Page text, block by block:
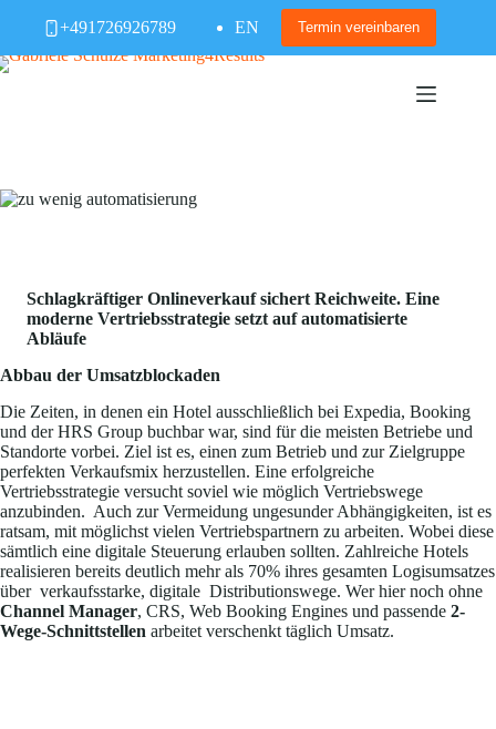
+491726926789 EN Termin vereinbaren
Schlagkräftiger Onlineverkauf sichert Reichweite. Eine
moderne Vertriebsstrategie setzt auf automatisierte
Abläufe
Abbau der Umsatzblockaden
Die Zeiten, in denen ein Hotel ausschließlich bei Expedia, Booking
und der HRS Group buchbar war, sind für die meisten Betriebe und
Standorte vorbei. Ziel ist es, einen zum Betrieb und zur Zielgruppe
perfekten Verkaufsmix herzustellen. Eine erfolgreiche
Vertriebsstrategie versucht soviel wie möglich Vertriebswege
anzubinden. Auch zur Vermeidung ungesunder Abhängigkeiten, ist es
ratsam, mit möglichst vielen Vertriebspartnern zu arbeiten. Wobei diese
sämtlich eine digitale Steuerung erlauben sollten. Zahlreiche Hotels
realisieren bereits deutlich mehr als 70% ihres gesamten Logisumsatzes
über verkaufsstarke, digitale Distributionswege. Wer hier noch ohne
Channel Manager, CRS, Web Booking Engines und passende 2-
Wege-Schnittstellen arbeitet verschenkt täglich Umsatz.